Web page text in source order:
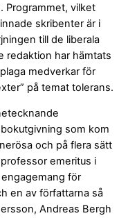
Programmet, vilket
skribenter är i
till de liberala
redaktion har hämtats
medverkar för
på temat tolerans.
som kom
och på flera sätt
emeritus i
för
en av författarna så
Andreas Bergh